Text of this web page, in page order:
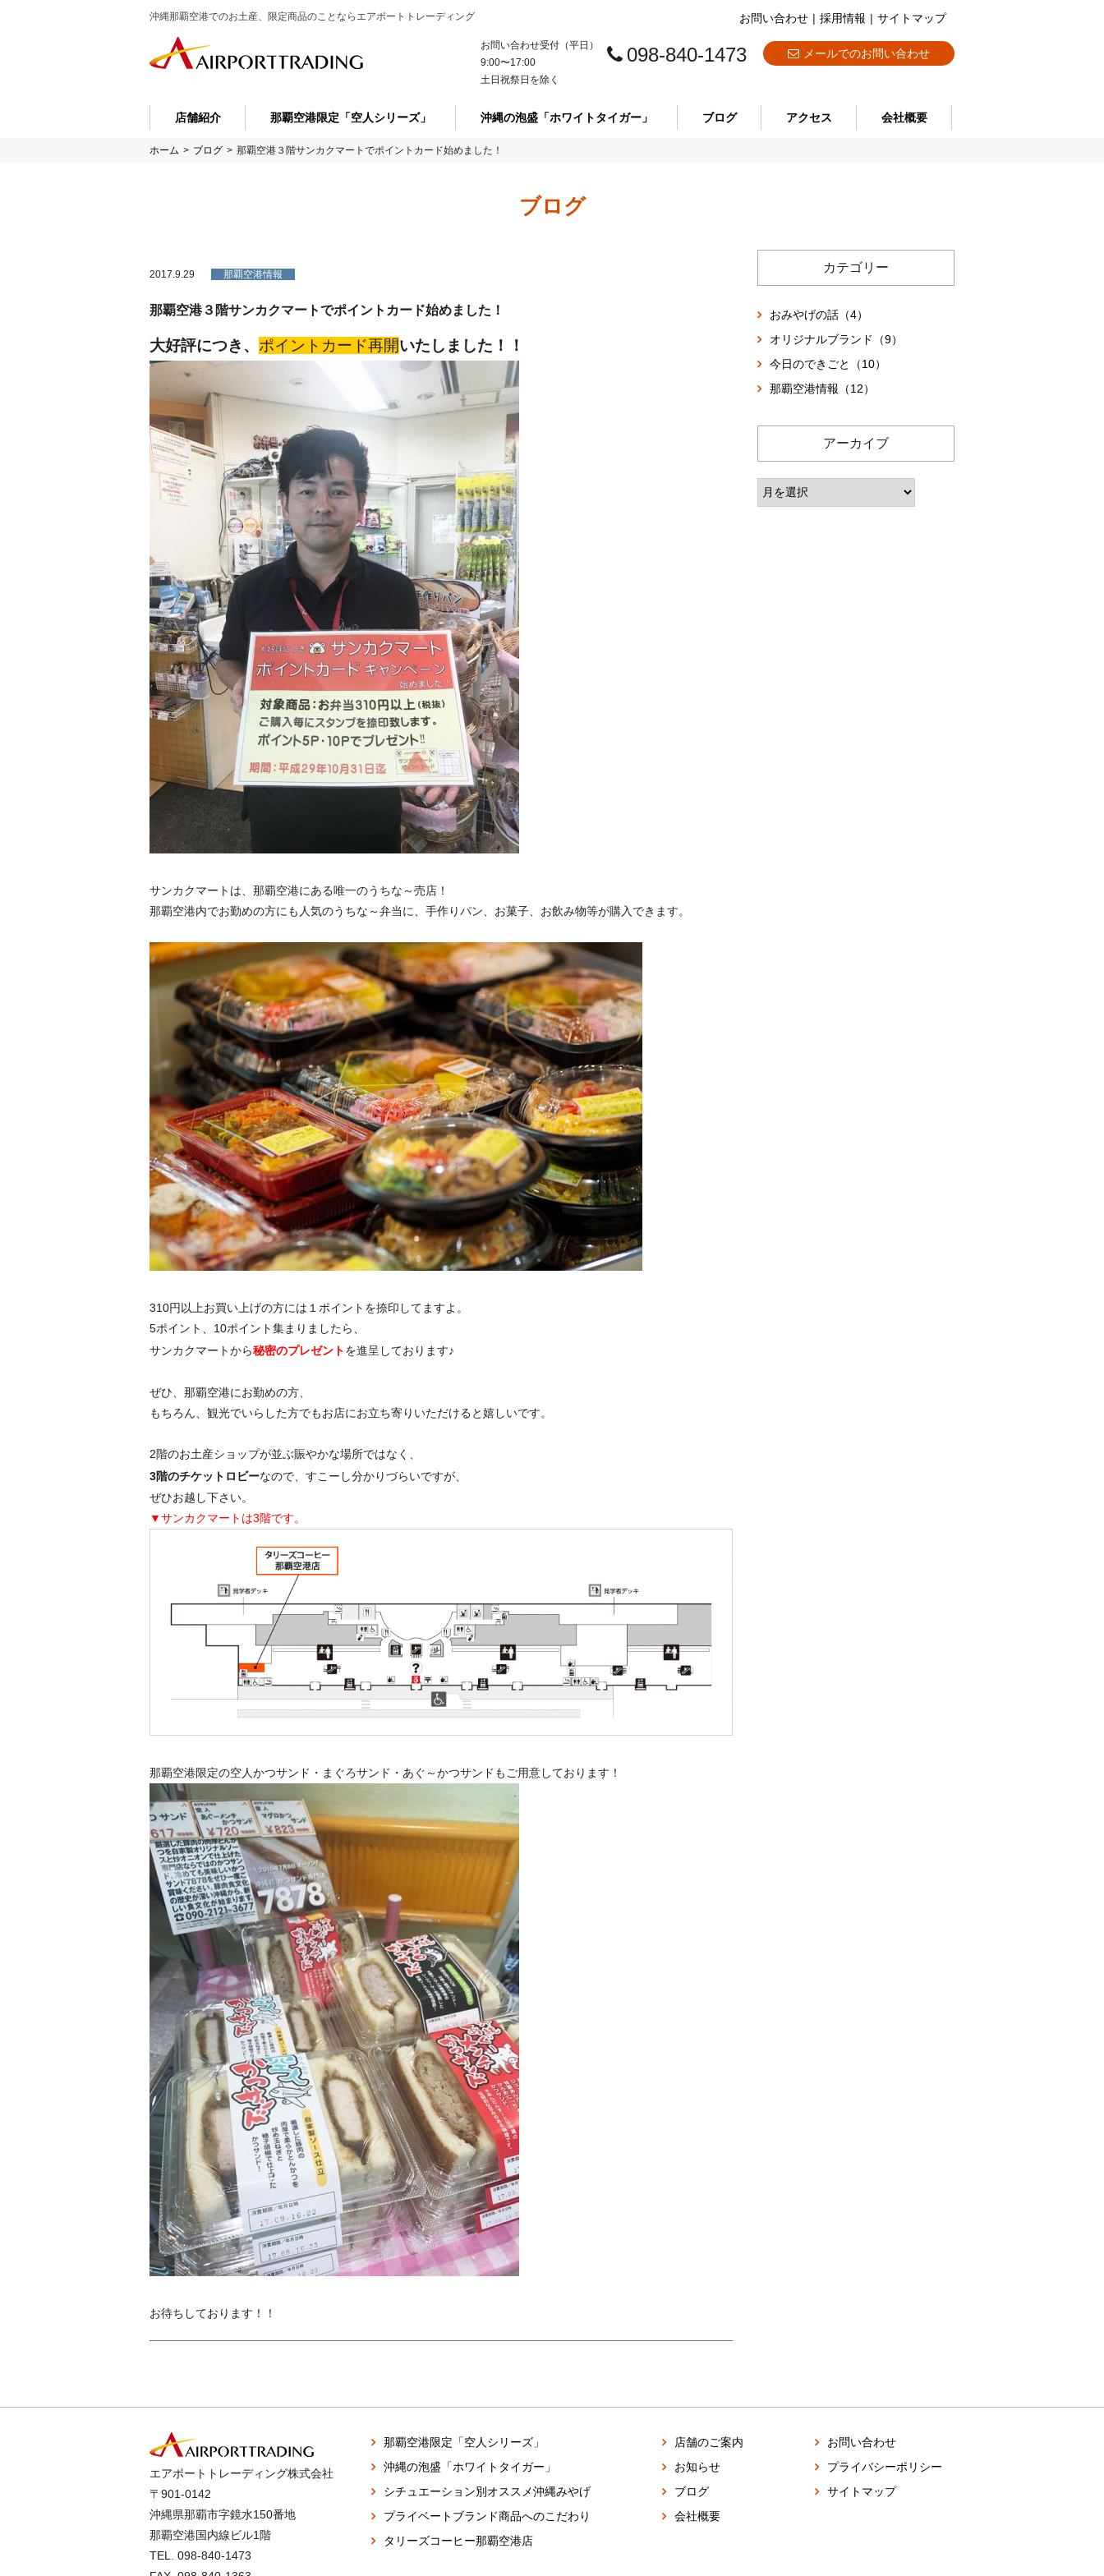
沖縄那覇空港でのお土産、限定商品のことなら エアポートトレーディング お問い合わせ | 採用情報 | サイトマップ
お問い合わせ受付（平日）
9:00〜17:00
土日祝祭日を除く
098-840-1473 メールでのお問い合わせ
店舗紹介 那覇空港限定「空人シリーズ」 沖縄の泡盛「ホワイトタイガー」 ブログ アクセス 会社概要
ホーム > ブログ > 那覇空港３階サンカクマートでポイントカード始めました！
ブログ
2017.9.29 那覇空港情報
那覇空港３階サンカクマートでポイントカード始めました！
大好評につき、 ポイントカード再開いたしました！！
サンカクマートは、那覇空港にある唯一のうちな～売店！
那覇空港内でお勤めの方にも人気のうちな～弁当に、手作りパン、お菓子、お飲み物等が購入できます。
310円以上お買い上げの方には１ポイントを捺印してますよ。
5ポイント、10ポイント集まりましたら、
サンカクマートから秘密のプレゼントを進呈しております♪
ぜひ、那覇空港にお勤めの方、
もちろん、観光でいらした方でもお店にお立ち寄りいただけると嬉しいです。
2階のお土産ショップが並ぶ賑やかな場所ではなく、
3階のチケットロビーなので、すこーし分かりづらいですが、
ぜひお越し下さい。
▼サンカクマートは3階です。
那覇空港限定の空人かつサンド・まぐろサンド・あぐ～かつサンドもご用意しております！
お待ちしております！！
カテゴリー
おみやげの話（4）
オリジナルブランド（9）
今日のできごと（10）
那覇空港情報（12）
アーカイブ
エアポートトレーディング株式会社
〒901-0142
沖縄県那覇市字鏡水150番地
那覇空港国内線ビル1階
TEL. 098-840-1473
那覇空港限定「空人シリーズ」
沖縄の泡盛「ホワイトタイガー」
シチュエーション別オススメ沖縄みやげ
プライベートブランド商品へのこだわり
タリーズコーヒー那覇空港店
店舗のご案内
お知らせ
ブログ
会社概要
お問い合わせ
プライバシーポリシー
サイトマップ